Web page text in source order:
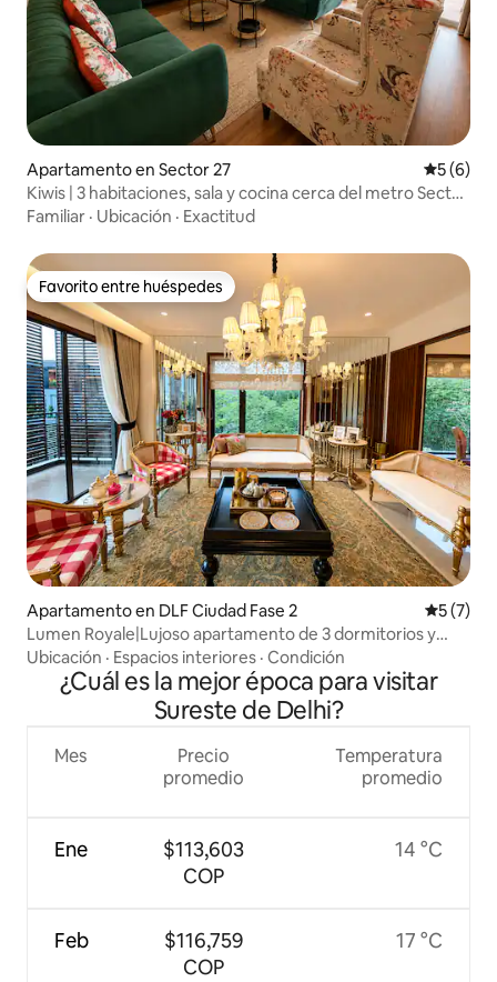
Apartamento en Sector 27
5 (6)
Kiwis | 3 habitaciones, sala y cocina cerca del metro Sector
18 y Mall of India
Familiar · Ubicación · Exactitud
Favorito entre huéspedes
Favorito entre huéspedes
Apartamento en DLF Ciudad Fase 2
5 (7)
Lumen Royale|Lujoso apartamento de 3 dormitorios y
cocina cerca de MG Road y del campo de golf
Ubicación · Espacios interiores · Condición
¿Cuál es la mejor época para visitar
Sureste de Delhi?
Mes
Ene
Feb
Precio
promedio
$113,603
COP
$116,759
COP
Temperatura
promedio
14 °C
17 °C